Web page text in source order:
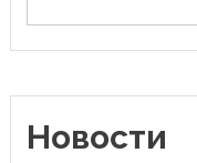
Новости